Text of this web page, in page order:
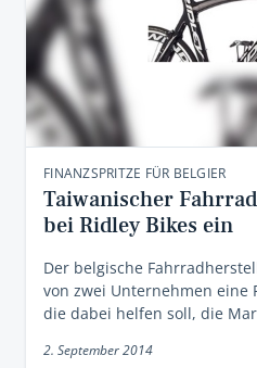
FINANZSPRITZE FÜR BELGIER
Taiwanischer
bei Ridley Bikes ein
Der belgische
von zwei Unternehmen eine
die dabei helfen soll, die
2. September 2014